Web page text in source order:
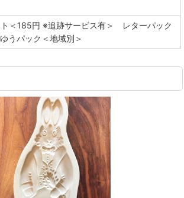
＜185円 ※追跡サービス有＞ レターパック
うパック＜地域別＞